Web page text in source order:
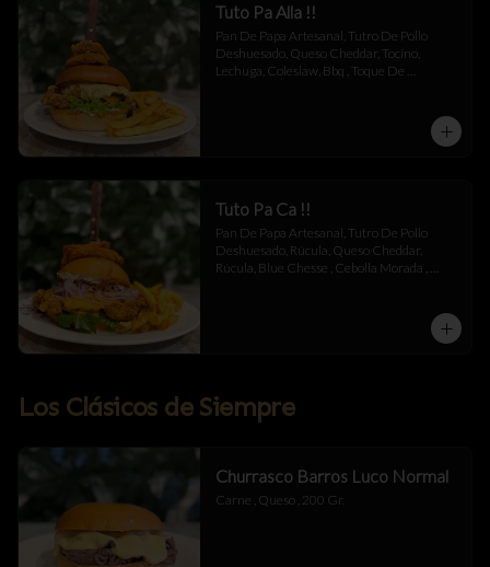
Tuto Pa Alla !!
Pan De Papa Artesanal, Tutro De Pollo
Deshuesado, Queso Cheddar, Tocino,
Lechuga, Coleslaw, Bbq , Toque De
Tuto Pa Ca !!
Pan De Papa Artesanal, Tutro De Pollo
Deshuesado, Rúcula, Queso Cheddar,
Rúcula, Blue Chesse , Cebolla Morada ,
Los Clásicos de Siempre
Churrasco Barros Luco Normal
Carne , Queso , 200 Gr.